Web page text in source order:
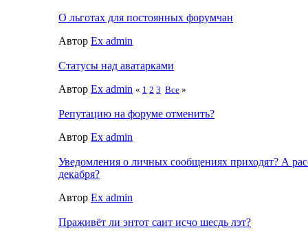
О льготах для постоянных форумчан
Автор Ex admin
Статусы над аватарками
Автор Ex admin « 1 2 3 Все »
Репутацию на форуме отменить?
Автор Ex admin
Уведомления о личных сообщениях приходят? А
декабря?
Автор Ex admin
Праживёт ли энтот саит исчо шесдь лэт?